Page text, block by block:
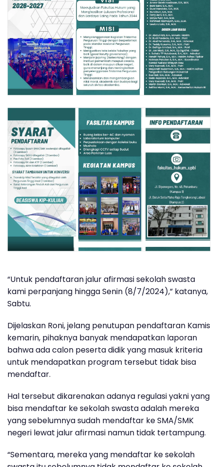
“Untuk pendaftaran jalur afirmasi sekolah swasta
kami perpanjang hingga Senin (8/7/2024),” katanya,
Sabtu.
Dijelaskan Roni, jelang penutupan pendaftaran Kamis
kemarin, pihaknya banyak mendapatkan laporan
bahwa ada calon peserta didik yang masuk kriteria
untuk mendapatkan program tersebut tidak bisa
mendaftar.
Hal tersebut dikarenakan adanya regulasi yakni yang
bisa mendaftar ke sekolah swasta adalah mereka
yang sebelumnya sudah mendaftar ke SMA/SMK
negeri lewat jalur afirmasi namun tidak tertampung.
“Sementara, mereka yang mendaftar ke sekolah